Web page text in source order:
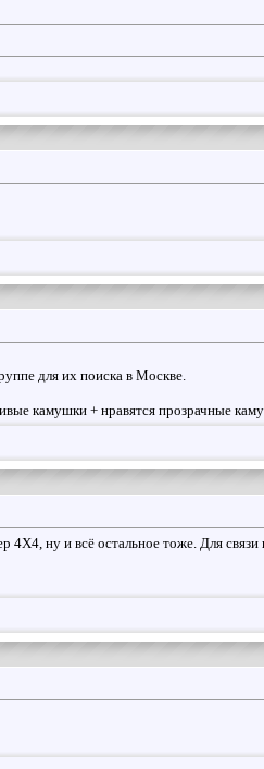
для их поиска в Москве.
камушки + нравятся прозрачные
4Х4, ну и всё остальное тоже. Для